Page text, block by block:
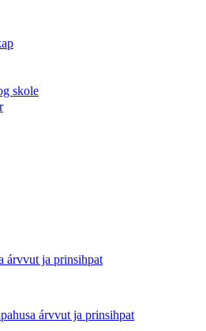
skole
árvvut ja prinsihpat
árvvut ja prinsihpat